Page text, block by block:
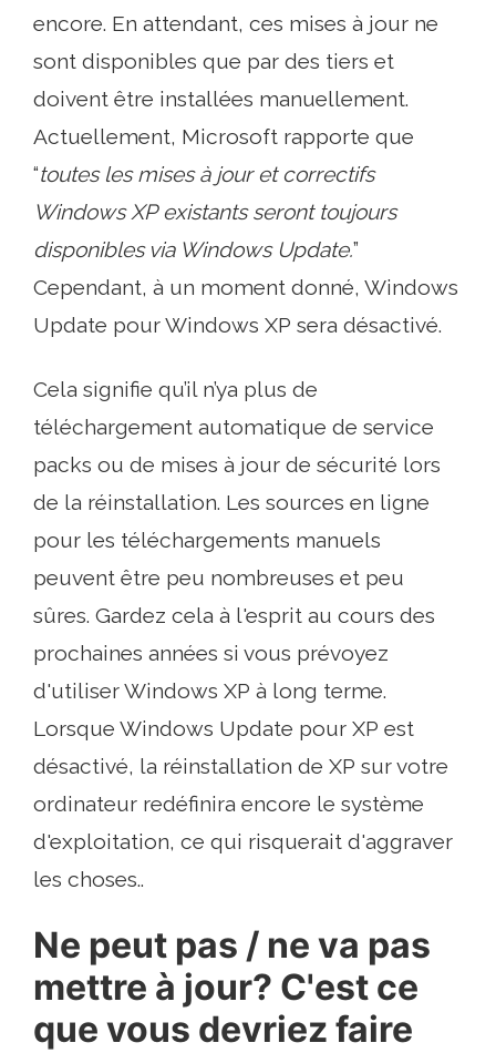
encore. En attendant, ces mises à jour ne
sont disponibles que par des tiers et
doivent être installées manuellement.
Actuellement, Microsoft rapporte que
“toutes les mises à jour et correctifs
Windows XP existants seront toujours
disponibles via Windows Update.”
Cependant, à un moment donné, Windows
Update pour Windows XP sera désactivé.
Cela signifie qu’il n’ya plus de
téléchargement automatique de service
packs ou de mises à jour de sécurité lors
de la réinstallation. Les sources en ligne
pour les téléchargements manuels
peuvent être peu nombreuses et peu
sûres. Gardez cela à l'esprit au cours des
prochaines années si vous prévoyez
d'utiliser Windows XP à long terme.
Lorsque Windows Update pour XP est
désactivé, la réinstallation de XP sur votre
ordinateur redéfinira encore le système
d'exploitation, ce qui risquerait d'aggraver
les choses..
Ne peut pas / ne va pas
mettre à jour? C'est ce
que vous devriez faire